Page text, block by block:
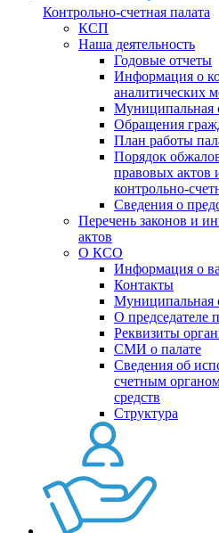
Контрольно-счетная палата
КСП
Наша деятельность
Годовые отчеты
Информация о
аналитических
Муниципальная
Обращения
План работы
Порядок
правовых
контрольно-
Сведения о
Перечень законов и
актов
О КСО
Информация о
Контакты
Муниципальная
О председателе
Реквизиты
СМИ о палате
Сведения об
счетным
средств
Структура